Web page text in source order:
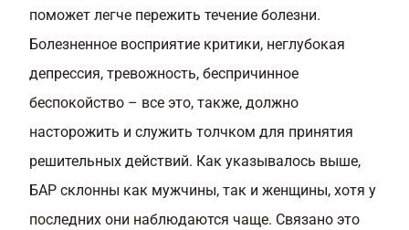
поможет легче пережить течение болезни.
Болезненное восприятие критики, неглубокая
депрессия, тревожность, беспричинное
беспокойство – все это, также, должно
насторожить и служить толчком для принятия
решительных действий. Как указывалось выше,
БАР склонны как мужчины, так и женщины, хотя у
последних они наблюдаются чаще. Связано это